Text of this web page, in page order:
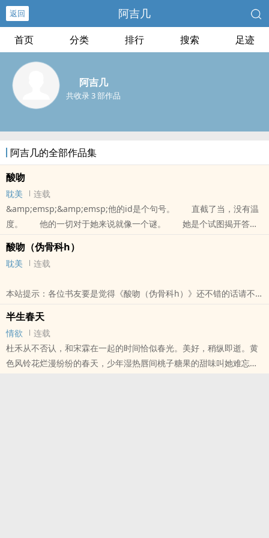
返回 阿吉几
首页 分类 排行 搜索 足迹
阿吉几
共收录 3 部作品
阿吉几的全部作品集
酸吻
耽美
连载
&amp;emsp;&amp;emsp;他的id是个句号。 直截了当，没有温
度。 他的一切对于她来说就像一个谜。 她是个试图揭开答案
谜。 而他变成一锅沸腾的开水，她被热烈感动，无法逃脱。一句
话简介：情趣软件上的网友竟然是我哥哥。1v1 sc he 伪骨科
群和微博里的朋友推荐哦！
酸吻（伪骨科h）
耽美 连载
本站提示：各位书友要是觉得《酸吻（伪骨科h）》还不错的话请不
半生春天
情欲
连载
杜禾从不否认，和宋霖在一起的时间恰似春光。美好，稍纵即逝。黄
色风铃花烂漫纷纷的春天，少年湿热唇间桃子糖果的甜味叫她难忘。